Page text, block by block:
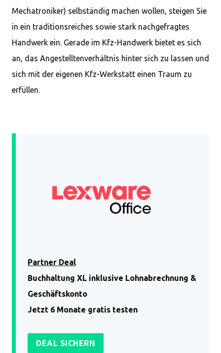
Mechatroniker) selbständig machen wollen, steigen Sie
in ein traditionsreiches sowie stark nachgefragtes
Handwerk ein. Gerade im Kfz-Handwerk bietet es sich
an, das Angestelltenverhältnis hinter sich zu lassen und
sich mit der eigenen Kfz-Werkstatt einen Traum zu
erfüllen.
Partner Deal
Buchhaltung XL inklusive Lohnabrechnung &
Geschäftskonto
Jetzt 6 Monate gratis testen
DEAL SICHERN